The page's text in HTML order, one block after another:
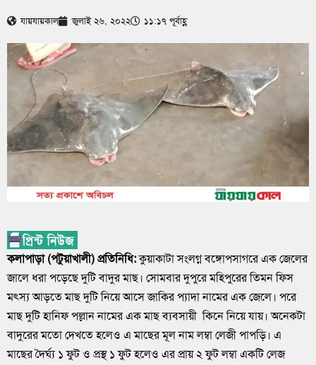
যায়যায়কাল জুলাই ২৬, ২০২২ ১১:১৭ পূর্বাহ্ণ
কলাপাড়া (পটুয়াখালী) প্রতিনিধি:কুয়াকাটা সংলগ্ন বঙ্গোপসাগরে এক জেলের
জালে ধরা পড়েছে দুটি বাদুর মাছ। সোমবার দুপুরে মহিপুরের তিমন ফিস
মৎস্য আড়তে মাছ দুটি নিয়ে আসে জাকির প্যাদা নামের এক জেলে। পরে
মাছ দুটি হানিফ পল্লান নামের এক মাছ ব্যবসায়ী কিনে নিয়ে যায়। অনেকটা
বাদুরের মতো দেখতে হলেও এ মাছের মূল নাম লম্বা লেজী পাপড়ি। এ
মাছের দৈর্ঘ্য ১ ফুট ও প্রস্থ ১ ফুট হলেও এর প্রায় ২ ফুট লম্বা একটি লেজ